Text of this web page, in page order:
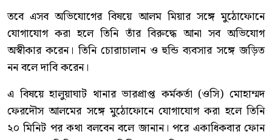
তবে এসব অভিযোগের বিষয়ে আলম মিয়ার সঙ্গে মুঠোফোনে
যোগাযোগ করা হলে তিনি তাঁর বিরুদ্ধে আনা সব অভিযোগ
অস্বীকার করেন। তিনি চোরাচালান ও হুন্ডি ব্যবসার সঙ্গে জড়িত
নন বলে দাবি করেন।
এ বিষয়ে হালুয়াঘাট থানার ভারপ্রাপ্ত কর্মকর্তা (ওসি) মোহাম্মদ
ফেরদৌস আলমের সঙ্গে মুঠোফোনে যোগাযোগ করা হলে তিনি
২০ মিনিট পর কথা বলবেন বলে জানান। পরে একাধিকবার ফোন